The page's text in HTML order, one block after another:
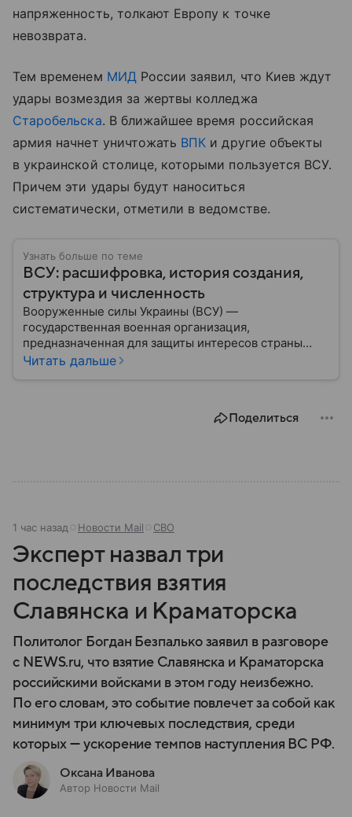
напряженность, толкают Европу к точке
невозврата.
Тем временем МИД России заявил, что Киев ждут
удары возмездия за жертвы колледжа
Старобельска. В ближайшее время российская
армия начнет уничтожать ВПК и другие объекты
в украинской столице, которыми пользуется ВСУ.
Причем эти удары будут наноситься
систематически, отметили в ведомстве.
Узнать больше по теме
ВСУ: расшифровка, история создания,
структура и численность
Вооруженные силы Украины (ВСУ) —
государственная военная организация,
предназначенная для защиты интересов страны
военным путем. Была создана после
Читать дальше
Поделиться
1 час назад Новости Mail СВО
Эксперт назвал три
последствия взятия
Славянска и Краматорска
Политолог Богдан Безпалько заявил в разговоре
с NEWS.ru, что взятие Славянска и Краматорска
российскими войсками в этом году неизбежно.
По его словам, это событие повлечет за собой как
минимум три ключевых последствия, среди
которых — ускорение темпов наступления ВС РФ.
Оксана Иванова
Автор Новости Mail